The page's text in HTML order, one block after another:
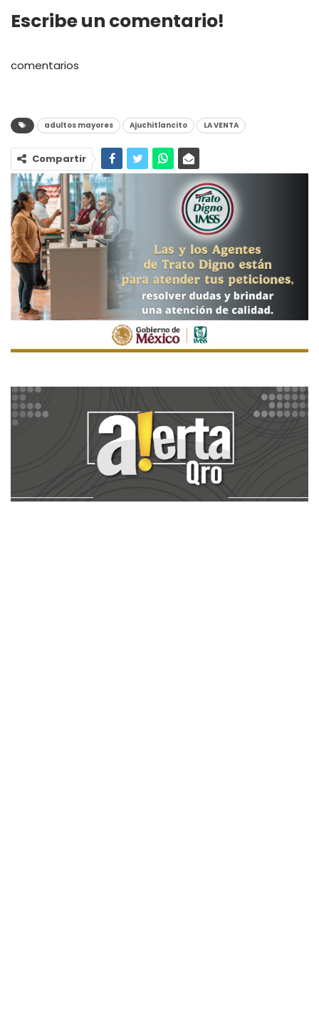
Escribe un comentario!
comentarios
adultos mayores Ajuchitlancito LA VENTA
Compartir